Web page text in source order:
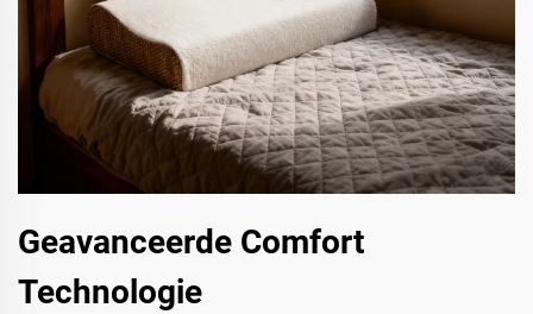
Geavanceerde Comfort
Technologie